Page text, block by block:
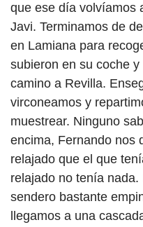
que ese día volvíamos
Javi. Terminamos de
en Lamiana para
subieron en su coche
camino a Revilla.
virconeamos y
muestrear. Ninguno
encima, Fernando nos
relajado que el que
relajado no tenía
sendero bastante
llegamos a una